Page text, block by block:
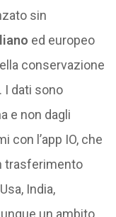
sin
ed europeo
conservazione
I dati sono
e non dagli
con l’app IO, che
trasferimento
India,
un ambito